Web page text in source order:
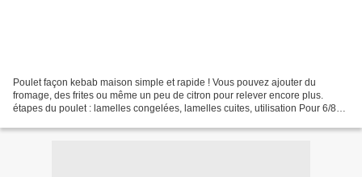
Poulet façon kebab maison simple et rapide ! Vous pouvez ajouter du
fromage, des frites ou même un peu de citron pour relever encore plus.
étapes du poulet : lamelles congelées, lamelles cuites, utilisation Pour 6/8